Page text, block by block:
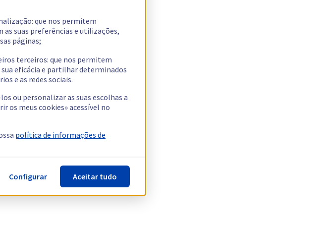
que nos permitem
as suas preferências e utilizações,
páginas;
terceiros: que nos permitem
eficácia e partilhar determinados
e as redes sociais.
ou personalizar as suas escolhas a
os meus cookies» acessível no
política de informações de
Configurar Aceitar tudo